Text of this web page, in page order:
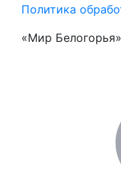
Политика
«Мир